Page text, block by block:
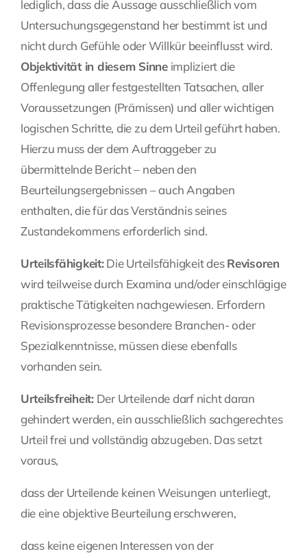
lediglich, dass die Aussage ausschließlich vom
Untersuchungsgegenstand her bestimmt ist und
nicht durch Gefühle oder Willkür beeinflusst wird.
Objektivität in diesem Sinneimpliziert die
Offenlegung aller festgestellten Tatsachen, aller
Voraussetzungen (Prämissen) und aller wichtigen
logischen Schritte, die zu dem Urteil geführt haben.
Hierzu muss der dem Auftraggeber zu
übermittelnde Bericht – neben den
Beurteilungsergebnissen – auch Angaben
enthalten, die für das Verständnis seines
Zustandekommens erforderlich sind.
Urteilsfähigkeit:Die Urteilsfähigkeit desRevisoren
wird teilweise durch Examina und/oder einschlägige
praktische Tätigkeiten nachgewiesen. Erfordern
Revisionsprozesse besondere Branchen- oder
Spezialkenntnisse, müssen diese ebenfalls
vorhanden sein.
Urteilsfreiheit:Der Urteilende darf nicht daran
gehindert werden, ein ausschließlich sachgerechtes
Urteil frei und vollständig abzugeben. Das setzt
voraus,
dass der Urteilende keinen Weisungen unterliegt,
die eine objektive Beurteilung erschweren,
dass keine eigenen Interessen von der